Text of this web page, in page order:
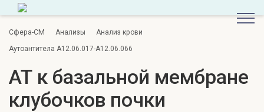
Сфера-СМ Анализы
Анализ крови
Аутоантитела A12.06.017-A12.06.066
АТ к базальной мембране
клубочков почки